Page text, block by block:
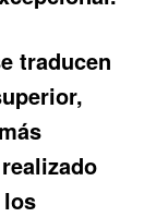
traducen